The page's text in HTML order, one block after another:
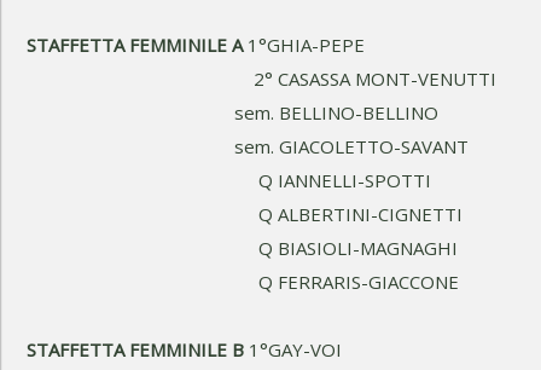
STAFFETTA FEMMINILE A1°GHIA-PEPE
2° CASASSA MONT-VENUTTI
sem. BELLINO-BELLINO
sem. GIACOLETTO-SAVANT
Q IANNELLI-SPOTTI
Q ALBERTINI-CIGNETTI
Q BIASIOLI-MAGNAGHI
Q FERRARIS-GIACCONE
STAFFETTA FEMMINILE B 1°GAY-VOI